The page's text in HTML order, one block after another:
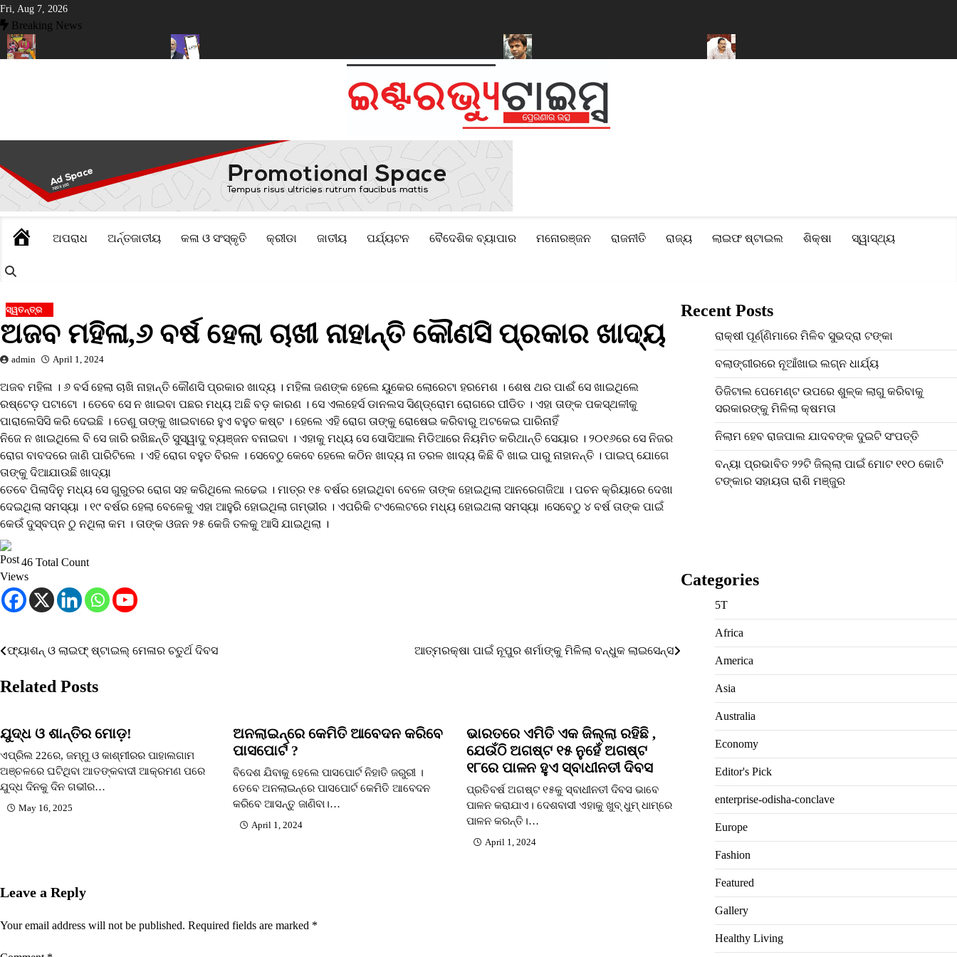
Skip
to
content
Fri, Aug 7, 2026
Breaking News
HOMEଅପରାଧ ଅର୍ନ୍ତଜାତୀୟ କଳା ଓ ସଂସ୍କୃତି କ୍ରୀଡା ଜାତୀୟ ପର୍ଯ୍ୟଟନ ବୈଦେଶିକ ବ୍ୟାପାର ମନୋରଞ୍ଜନ ରାଜନୀତି ରାଜ୍ୟ ଲାଇଫ ଷ୍ଟାଇଲ ଶିକ୍ଷା ସ୍ୱାସ୍ଥ୍ୟ
ସ୍ୱତନ୍ତ୍ର
ଅଜବ ମହିଳା,୬ ବର୍ଷ ହେଲା ଚାଖୀ ନାହାନ୍ତି କୌଣସି ପ୍ରକାର ଖାଦ୍ୟ
admin April 1, 2024
ଅଜବ ମହିଳା । ୬ ବର୍ସ ହେଲା ଚାଖି ନାହାନ୍ତି କୌଣସି ପ୍ରକାର ଖାଦ୍ୟ । ମହିଳା ଜଣଙ୍କ ହେଲେ ୟୁକେର ଲୋରେଟା ହରମେଶ । ଶେଷ ଥର ପାଈଁ ସେ ଖାଇଥିଲେ
ରଷ୍ଟେଡ଼ ପଟାଟୋ । ତେବେ ସେ ନ ଖାଇବା ପଛର ମଧ୍ୟ ଅଛି ବଡ଼ କାରଣ । ସେ ଏଲହେର୍ସ ଡାନଲସ ସିଣ୍ଡ୍ରୋମ ରୋଗରେ ପୀଡିତ । ଏହା ତାଙ୍କ ପକସ୍ଥଳୀକୁ
ପାରାଲେସିସି କରି ଦେଇଛି । ତେଣୁ ତାଙ୍କୁ ଖାଇବାରେ ହୁଏ ବହୁତ କଷ୍ଟ । ହେଲେ ଏହି ରୋଗ ତାଙ୍କୁ ରୋଷେଇ କରିବାରୁ ଅଟକେଇ ପାରିନାହିଁ
ନିଜେ ନ ଖାଇଥିଲେ ବି ସେ ଜାରି ରଖିଛନ୍ତି ସୁସ୍ୱାଦୁ ବ୍ୟଞ୍ଜନ ବନାଇବା । ଏହାକୁ ମଧ୍ୟ ସେ ସୋସିଆଲ ମିଡିଆରେ ନିୟମିତ କରିଥାନ୍ତି ସେୟାର । ୨୦୧୬ରେ ସେ ନିଜର
ରୋଗ ବାବଦରେ ଜାଣି ପାରିଟିଲେ । ଏହି ରୋଗ ବହୁତ ବିରଳ । ସେବେଠୁ କେବେ ହେଲେ କଠିନ ଖାଦ୍ୟ ନା ତରଳ ଖାଦ୍ୟ କିଛି ବି ଖାଇ ପାରୁ ନାହାନନ୍ତି । ପାଇପ୍ ଯୋଗେ
ତାଙ୍କୁ ଦିଆଯାଉଛି ଖାଦ୍ୟା
ତେବେ ପିଲାଦିନୁ ମଧ୍ୟ ସେ ଗୁରୁତର ରୋଗ ସହ କରିଥିଲେ ଲଢେଇ । ମାତ୍ର ୧୫ ବର୍ଷର ହୋଇଥିବା ବେଳେ ତାଙ୍କ ହୋଇଥିଲା ଆନରେଗଜିଆ । ପଚନ କ୍ରିୟାରେ ଦେଖା
ଦେଇଥିଲା ସମସ୍ୟା । ୧୯ ବର୍ଷର ହେଲା ବେଳେକୁ ଏହା ଆହୁରି ହୋଇଥିଲା ଗମ୍ଭୀର । ଏପରିକି ଟଏଲେଟରେ ମଧ୍ୟ ହୋଇଥଲା ସମସ୍ୟା ।ସେବେଠୁ ୪ ବର୍ଷ ତାଙ୍କ ପାଇଁ
କେଉଁ ଦୁସ୍ବପ୍ନ ଠୁ ନଥିଲା କମ । ତାଙ୍କ ଓଜନ ୨୫ କେଜି ତଳକୁ ଆସି ଯାଇଥିଲା ।
46 Total Count
Post
navigation
ଫ୍ୟାଶନ୍ ଓ ଲାଇଫ୍ ଷ୍ଟାଇଲ୍ ମେଳାର ଚତୁର୍ଥ ଦିବସ ଆତ୍ମରକ୍ଷା ପାଇଁ ନୂପୁର ଶର୍ମାଙ୍କୁ ମିଳିଲା ବନ୍ଧୁକ ଲାଇସେନ୍ସ
Related Posts
ଯୁଦ୍ଧ ଓ ଶାନ୍ତିର ମୋଡ଼!
ଏପ୍ରିଲ 22ରେ, ଜମ୍ମୁ ଓ କାଶ୍ମୀରର ପାହାଲଗାମ
ଅଞ୍ଚଳରେ ଘଟିଥିବା ଆତଙ୍କବାଦୀ ଆକ୍ରମଣ ପରେ
ଯୁଦ୍ଧ ଦିନକୁ ଦିନ ଗଭୀର…
May 16, 2025
ଅନଲାଇନ୍‌ରେ କେମିତି ଆବେଦନ କରିବେ
ପାସପୋର୍ଟ ?
ବିଦେଶ ଯିବାକୁ ହେଲେ ପାସପୋର୍ଟ ନିହାତି ଜରୁରୀ ।
ତେବେ ଅନଲାଇନ୍‌ରେ ପାସପୋର୍ଟ କେମିତି ଆବେଦନ
କରିବେ ଆସନ୍ତୁ ଜାଣିବା।…
April 1, 2024
ଭାରତରେ ଏମିତି ଏକ ଜିଲ୍ଲା ରହିଛି ,
ଯେଉଁଠି ଅଗଷ୍ଟ ୧୫ ନୁହେଁ ଅଗଷ୍ଟ
୧୮ରେ ପାଳନ ହୁଏ ସ୍ବାଧୀନତୀ ଦିବସ
ପ୍ରତିବର୍ଷ ଅଗଷ୍ଟ ୧୫କୁ ସ୍ବାଧୀନତୀ ଦିବସ ଭାବେ
ପାଳନ କରାଯାଏ। ଦେଶବାସୀ ଏହାକୁ ଖୁବ୍‌ ଧୁମ୍ ଧାମ୍‌ରେ
ପାଳନ କରନ୍ତି।…
April 1, 2024
Leave a Reply
Your email address will not be published. Required fields are marked *
Recent Posts
ରାକ୍ଷୀ ପୂର୍ଣ୍ଣିମାରେ ମିଳିବ ସୁଭଦ୍ରା ଟଙ୍କା
ବଲାଙ୍ଗୀରରେ ନୂଆଁଖାଇ ଲଗ୍ନ ଧାର୍ଯ୍ୟ
ଡିଜିଟାଲ ପେମେଣ୍ଟ ଉପରେ ଶୁଳ୍କ ଲାଗୁ କରିବାକୁ
ସରକାରଙ୍କୁ ମିଳିଲା କ୍ଷମତା
ନିଲାମ ହେବ ରାଜପାଲ ଯାଦବଙ୍କ ଦୁଇଟି ସଂପତ୍ତି
ବନ୍ୟା ପ୍ରଭାବିତ ୨୨ଟି ଜିଲ୍ଲା ପାଇଁ ମୋଟ ୧୧୦ କୋଟି
ଟଙ୍କାର ସହାୟତା ରାଶି ମଞ୍ଜୁର
Categories
5T
Africa
America
Asia
Australia
Economy
Editor's Pick
enterprise-odisha-conclave
Europe
Fashion
Featured
Gallery
Healthy Living